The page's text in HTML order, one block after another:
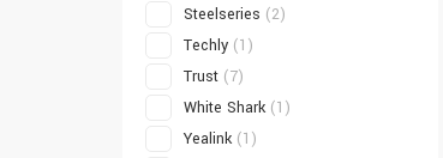
Steelseries (2)
Techly (1)
Trust (7)
White Shark (1)
Yealink (1)